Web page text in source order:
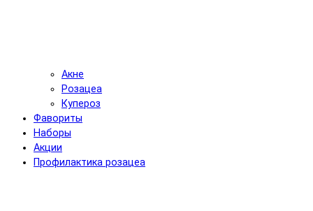
Акне
Розацеа
Купероз
Фавориты
Наборы
Акции
Профилактика розацеа